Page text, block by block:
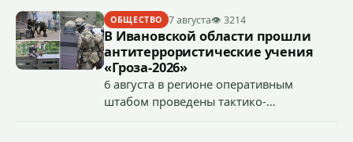
ОБЩЕСТВО 7 августа👁 3214
В Ивановской области прошли
антитеррористические учения
«Гроза-2026»
6 августа в регионе оперативным
штабом проведены тактико-